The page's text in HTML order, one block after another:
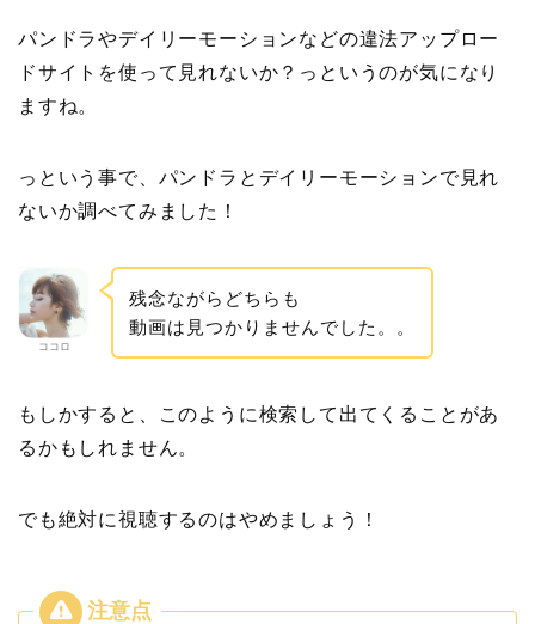
パンドラやデイリーモーションなどの違法アップロー
ドサイトを使って見れないか？っというのが気になり
ますね。
っという事で、パンドラとデイリーモーションで見れ
ないか調べてみました！
ココロ
残念ながらどちらも
動画は見つかりませんでした。。
もしかすると、このように検索して出てくることがあ
るかもしれません。
でも絶対に視聴するのはやめましょう！